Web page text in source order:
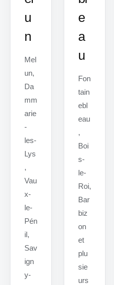
u
n
Mel
un,
Da
mm
arie
-
les-
Lys
,
Vau
x-
le-
Pén
il,
Sav
ign
y-
e
a
u
Fon
tain
ebl
eau
,
Boi
s-
le-
Roi,
Bar
biz
on
et
plu
sie
urs